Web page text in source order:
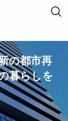
の都市再
暮らしを